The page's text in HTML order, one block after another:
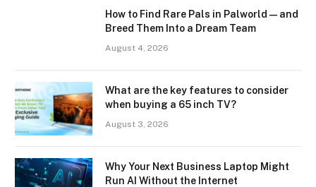
How to Find Rare Pals in Palworld — and
Breed Them Into a Dream Team
August 4, 2026
What are the key features to consider
when buying a 65 inch TV?
August 3, 2026
Why Your Next Business Laptop Might
Run AI Without the Internet